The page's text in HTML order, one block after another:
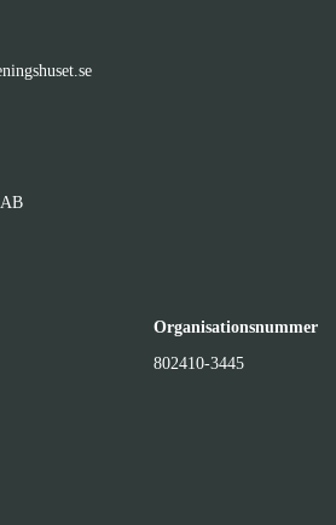
Organisationsnummer
802410-3445